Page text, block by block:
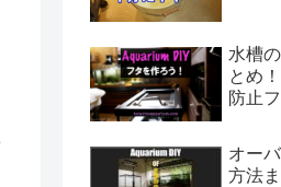
水槽
とめ
防止
オー
方法